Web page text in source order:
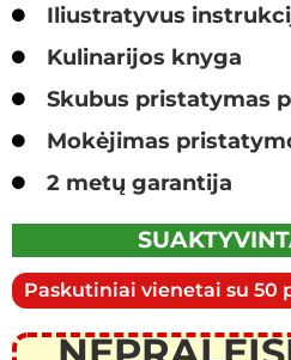
Iliustratyvus
Kulinarijos knyga
Skubus pristatymas
Mokėjimas
2 metų garantija
Paskutiniai vienetai su 50